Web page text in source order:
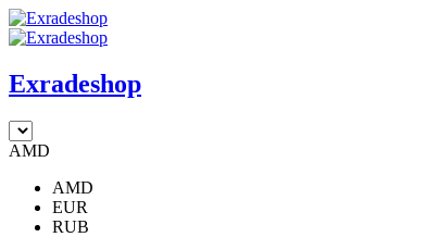
Exradeshop
AMD
AMD
EUR
RUB